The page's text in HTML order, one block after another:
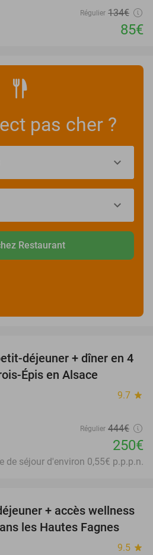
Régulier 134€
85€
pas cher ?
Restaurant
44%
déjeuner + dîner en 4
Épis en Alsace
9.7 star
Régulier 444€
250€
de séjour d'environ 0,55€ p.p.p.n.
32%
+ accès wellness
les Hautes Fagnes
9.5 star